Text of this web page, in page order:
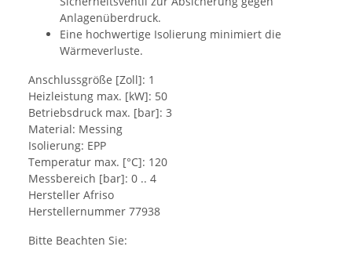
Anlagenüberdruck.
Eine hochwertige Isolierung minimiert die
Wärmeverluste.
Anschlussgröße [Zoll]: 1
Heizleistung max. [kW]: 50
Betriebsdruck max. [bar]: 3
Material: Messing
Isolierung: EPP
Temperatur max. [°C]: 120
Messbereich [bar]: 0 .. 4
Hersteller Afriso
Herstellernummer 77938
Bitte Beachten Sie: